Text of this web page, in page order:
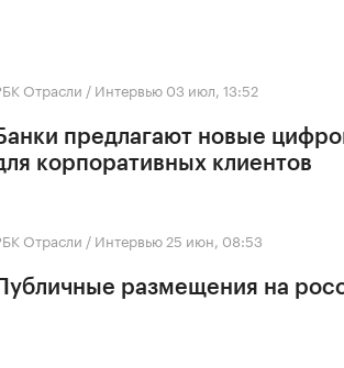
Отрасли / Интервью 03 июл, 13:52
предлагают новые
корпоративных клиентов
Отрасли / Интервью 25 июн, 08:53
размещения на